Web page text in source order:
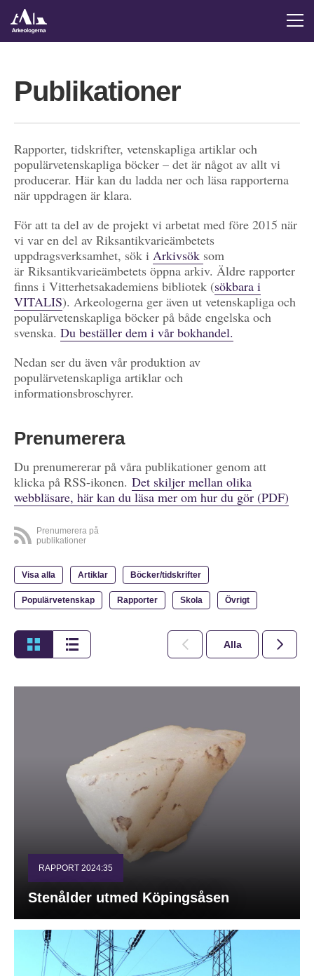
Publikationer
Rapporter, tidskrifter, vetenskapliga artiklar och
populärvetenskapliga böcker – det är något av allt vi
producerar. Här kan du ladda ner och läsa rapporterna
när uppdragen är klara.
För att ta del av de projekt vi arbetat med före 2015 när
vi var en del av Riksantikvarieämbetets
uppdragsverksamhet, sök i Arkivsök som
är Riksantikvarieämbetets öppna arkiv. Äldre rapporter
finns i Vitterhetsakademiens bibliotek (sökbara i
VITALIS). Arkeologerna ger även ut vetenskapliga och
populärvetenskapliga böcker på både engelska och
svenska. Du beställer dem i vår bokhandel.
Nedan ser du även vår produktion av
populärvetenskapliga artiklar och
informationsbroschyrer.
Prenumerera
Du prenumererar på våra publikationer genom att
klicka på RSS-ikonen. Det skiljer mellan olika
webbläsare, här kan du läsa mer om hur du gör (PDF)
Prenumerera på
publikationer
Visa alla Artiklar Böcker/tidskrifter
Populärvetenskap Rapporter Skola Övrigt
Alla 2026
RAPPORT 2024:35
Stenålder utmed Köpingsåsen